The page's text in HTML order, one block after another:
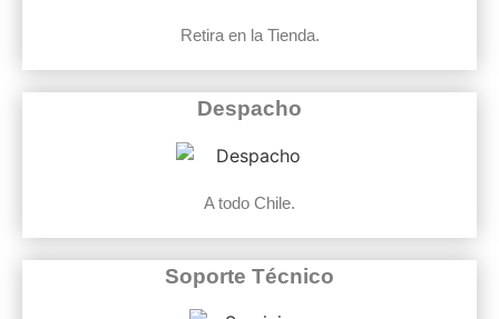
Retira en la Tienda.
Despacho
A todo Chile.
Soporte Técnico